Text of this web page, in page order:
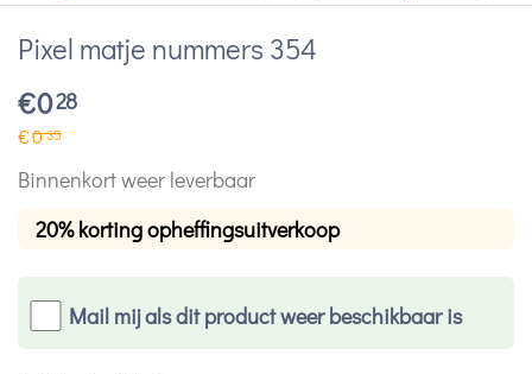
Pixel matje nummers 354
€028
€035
Binnenkort weer leverbaar
20% korting opheffingsuitverkoop
Mail mij als dit product weer beschikbaar is